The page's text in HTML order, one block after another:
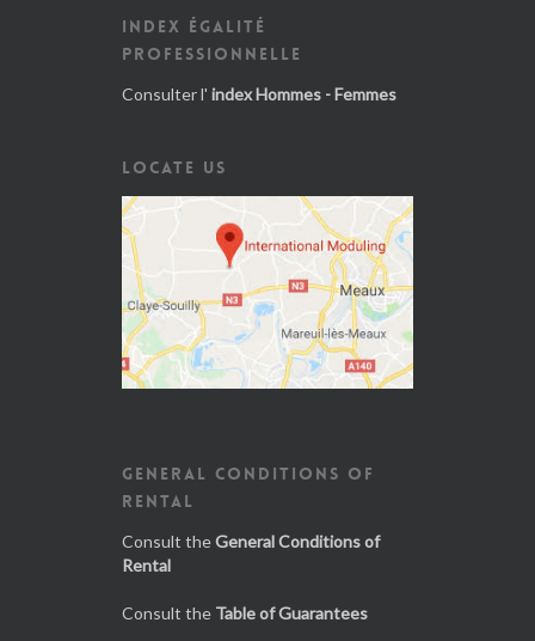
INDEX ÉGALITÉ
PROFESSIONNELLE
Consulter l' index Hommes - Femmes
LOCATE US
GENERAL CONDITIONS OF
RENTAL
Consult theGeneral Conditions of
Rental
Consult the Table of Guarantees